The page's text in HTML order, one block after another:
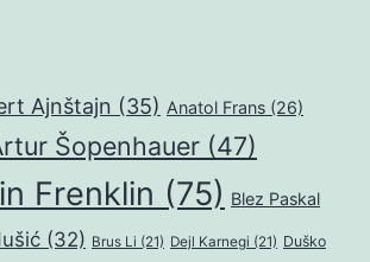
Ajnštajn (35) Anatol Frans (26)
Šopenhauer (47)
Frenklin (75) Blez Paskal
(32) Brus Li (21) Dejl Karnegi (21) Duško